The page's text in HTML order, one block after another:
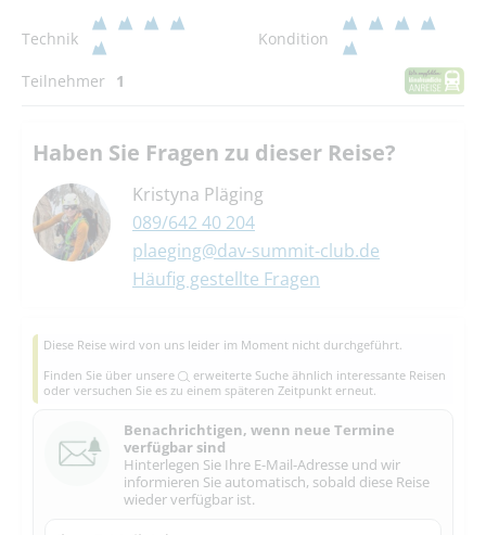
Technik Kondition
Teilnehmer 1
Haben Sie Fragen zu dieser Reise?
Kristyna Pläging
089/642 40 204
plaeging@dav-summit-club.de
Häufig gestellte Fragen
Diese Reise wird von uns leider im Moment nicht durchgeführt.
Finden Sie über unsere
erweiterte Suche ähnlich interessante Reisen
oder versuchen Sie es zu einem späteren Zeitpunkt erneut.
Benachrichtigen, wenn neue Termine
verfügbar sind
Hinterlegen Sie Ihre E-Mail-Adresse und wir
informieren Sie automatisch, sobald diese Reise
wieder verfügbar ist.